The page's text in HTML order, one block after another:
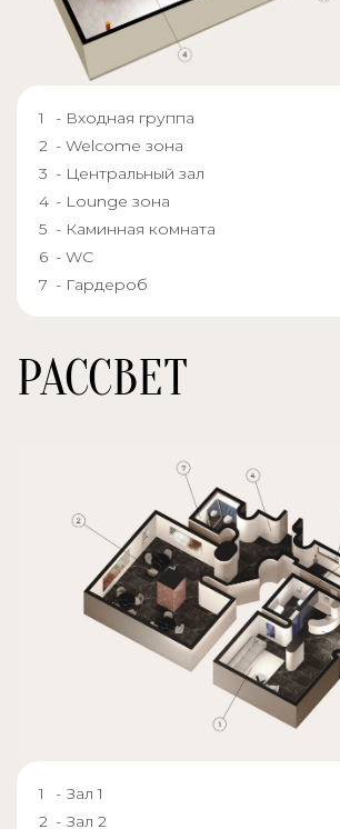
- Входная группа
- Welcome зона
- Центральный зал
- Lounge зона
- Каминная комната
- WC
- Гардероб
РАССВЕТ
- Зал 1
- Зал 2